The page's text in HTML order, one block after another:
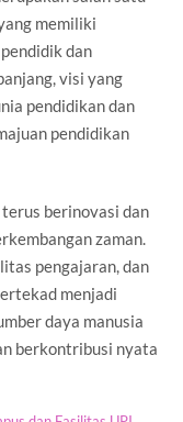
memiliki
dan
visi yang
pendidikan dan
pendidikan
berinovasi dan
zaman.
pengajaran, dan
menjadi
daya manusia
berkontribusi nyata